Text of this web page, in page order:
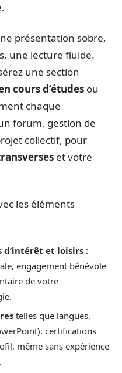
présentation sobre,
une lecture fluide.
une section
cours d’études ou
chaque
forum, gestion de
collectif, pour
et votre
les éléments
d’intérêt et loisirs :
engagement bénévole
de votre
telles que langues,
certifications
même sans expérience